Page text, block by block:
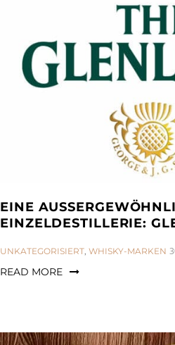
EINE
INZELDESTILLERIE:
CATEGORIES:
UNKATEGORISIERT, WHISKY-MARKEN
READ MORE